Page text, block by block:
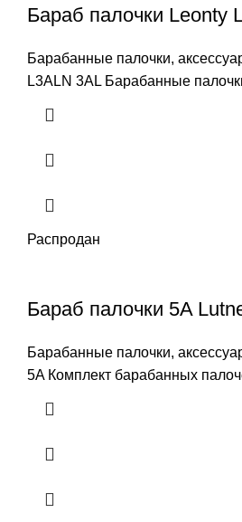
Бараб палочки Leonty
Барабанные палочки,
L3ALN 3AL Барабанные
Распродан
Бараб палочки 5A
Барабанные палочки,
5A Комплект барабанных